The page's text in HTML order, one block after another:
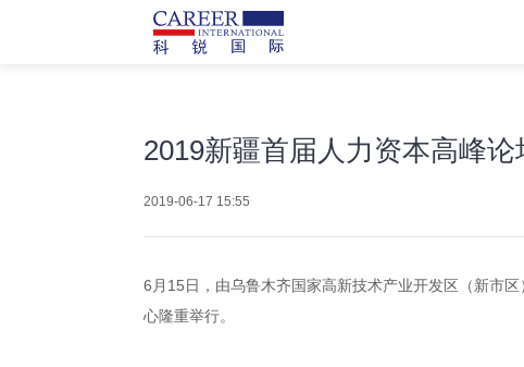
2019新疆首届人力资本高峰
2019-06-17 15:55
6月15日，由乌鲁木齐国家高新技术产业开发区（新市
心隆重举行。